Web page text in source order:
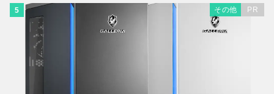
5 その他 PR